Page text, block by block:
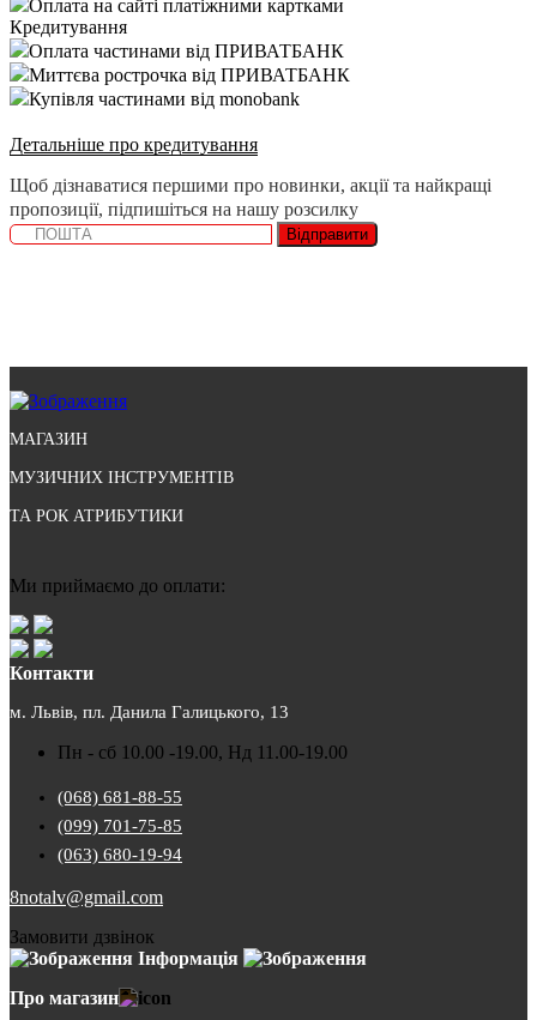
Оплата на сайті платіжними картками
Кредитування
Оплата частинами від ПРИВАТБАНК
Миттєва рострочка від ПРИВАТБАНК
Купівля частинами від monobank
Детальніше про кредитування
Щоб дізнаватися першими про новинки, акції та найкращі
пропозиції, підпишіться на нашу розсилку
Відправити
МАГАЗИН
МУЗИЧНИХ ІНСТРУМЕНТІВ
ТА РОК АТРИБУТИКИ
Ми приймаємо до оплати:
Контакти
м. Львів, пл. Данила Галицького, 13
Пн - сб 10.00 -19.00, Нд 11.00-19.00
(068) 681-88-55
(099) 701-75-85
(063) 680-19-94
8notalv@gmail.com
Замовити дзвінок
Інформація
Про магазин